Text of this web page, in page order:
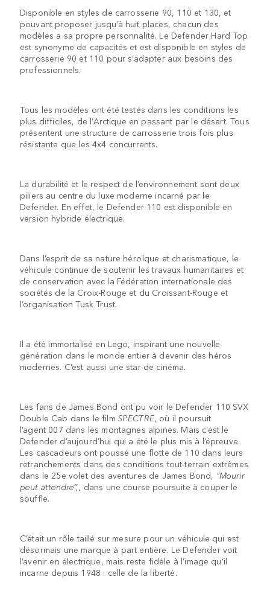
Disponible en styles de carrosserie 90, 110 et 130, et
pouvant proposer jusqu’à huit places, chacun des
modèles a sa propre personnalité. Le Defender Hard Top
est synonyme de capacités et est disponible en styles de
carrosserie 90 et 110 pour s’adapter aux besoins des
professionnels.
Tous les modèles ont été testés dans les conditions les
plus difficiles, de l’Arctique en passant par le désert. Tous
présentent une structure de carrosserie trois fois plus
résistante que les 4x4 concurrents.
La durabilité et le respect de l’environnement sont deux
piliers au centre du luxe moderne incarné par le
Defender. En effet, le Defender 110 est disponible en
version hybride électrique.
Dans l’esprit de sa nature héroïque et charismatique, le
véhicule continue de soutenir les travaux humanitaires et
de conservation avec la Fédération internationale des
sociétés de la Croix-Rouge et du Croissant-Rouge et
l’organisation Tusk Trust.
Il a été immortalisé en Lego, inspirant une nouvelle
génération dans le monde entier à devenir des héros
modernes. C’est aussi une star de cinéma.
Les fans de James Bond ont pu voir le Defender 110 SVX
Double Cab dans le film SPECTRE, où il poursuit
l’agent 007 dans les montagnes alpines. Mais c’est le
Defender d’aujourd’hui qui a été le plus mis à l’épreuve.
Les cascadeurs ont poussé une flotte de 110 dans leurs
retranchements dans des conditions tout-terrain extrêmes
dans le 25e volet des aventures de James Bond, “Mourir
peut attendre”,, dans une course poursuite à couper le
souffle.
C’était un rôle taillé sur mesure pour un véhicule qui est
désormais une marque à part entière. Le Defender voit
l’avenir en électrique, mais reste fidèle à l’image qu’il
incarne depuis 1948 : celle de la liberté.